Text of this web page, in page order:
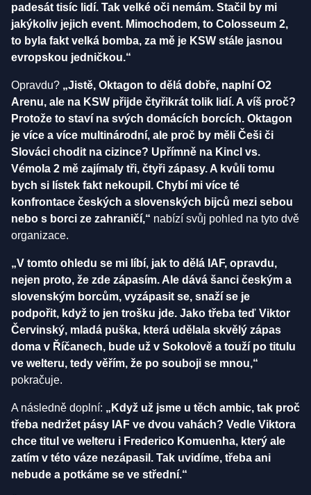
padesát tisíc lidí. Tak velké oči nemám. Stačil by mi
jakýkoliv jejich event. Mimochodem, to Colosseum 2,
to byla fakt velká bomba, za mě je KSW stále jasnou
evropskou jedničkou.“
Opravdu? „Jistě, Oktagon to dělá dobře, naplní O2
Arenu, ale na KSW přijde čtyřikrát tolik lidí. A víš proč?
Protože to staví na svých domácích borcích. Oktagon
je více a více multinárodní, ale proč by měli Češi či
Slováci chodit na cizince? Upřímně na Kincl vs.
Vémola 2 mě zajímaly tři, čtyři zápasy. A kvůli tomu
bych si lístek fakt nekoupil. Chybí mi více té
konfrontace českých a slovenských bijců mezi sebou
nebo s borci ze zahraničí,“ nabízí svůj pohled na tyto dvě
organizace.
„V tomto ohledu se mi líbí, jak to dělá IAF, opravdu,
nejen proto, že zde zápasím. Ale dává šanci českým a
slovenským borcům, vyzápasit se, snaží se je
podpořit, když to jen trošku jde. Jako třeba teď Viktor
Červinský, mladá puška, která udělala skvělý zápas
doma v Říčanech, bude už v Sokolově a touží po titulu
ve welteru, tedy věřím, že po souboji se mnou,“
pokračuje.
A následně doplní: „Když už jsme u těch ambic, tak proč
třeba nedržet pásy IAF ve dvou vahách? Vedle Viktora
chce titul ve welteru i Frederico Komuenha, který ale
zatím v této váze nezápasil. Tak uvidíme, třeba ani
nebude a potkáme se ve střední.“